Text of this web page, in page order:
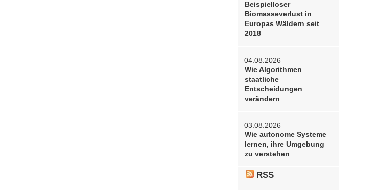
Beispielloser
Biomasseverlust in
Europas Wäldern seit
2018
04.08.2026
Wie Algorithmen
staatliche
Entscheidungen
verändern
03.08.2026
Wie autonome Systeme
lernen, ihre Umgebung
zu verstehen
RSS